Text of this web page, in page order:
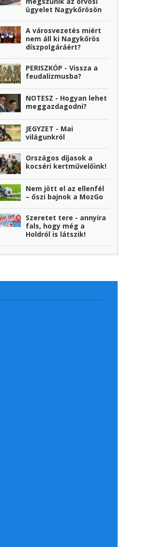
ügyelet Nagykőrösön
A városvezetés miért
nem áll ki Nagykőrös
díszpolgáráért?
PERISZKÓP - Vissza a
feudalizmusba?
NOTESZ - Hogyan lehet
meggazdagodni?
JEGYZET - Mai
világunkról
Országos díjasok a
kocséri kertművelőink!
Nem jött el az ellenfél
– őszi bajnok a MozGo
Szeretet tere - annyira
fals, hogy még a
Holdról is látszik!